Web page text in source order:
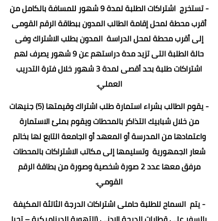
- تستخرج اشتراكات الطلبة لمدة 9 شهور للمسافة بالكامل من
أقرب محطة لمحل إقامة الطالب المدون ببطاقة الرقم القومى
إلى أقرب محطة لمحل الدراسة المدون بطلب الاشتراك وفى
حالة الطلبة التى تزيد مدة دراستهم عن 9 شهور يصرف لهم
اشتراكات طلبة بحد أقصى لمدة 3 شهور خلال فترة التدريب
العملي.
- يقوم الطالب بشراء استمارة طلب اشتراك وقيمتها (5) جنيهات
من خلال شبابيك التذاكر بالمحطات ويقوم بملئ الاستمارة
واعتمادها من المدرسة أو المعهد أو الجامعة التابع لها بخاتم
شعار الجمهورية وتسليمها إلى مكاتب الاشتراكات بالمحطات
مرفق معها عدد 2 صورة شخصية وصورة من بطاقة الرقم
القومي.
- يتم السماح للطلبة حاملى اشتراكات الدرجة الثالثة المكيفة